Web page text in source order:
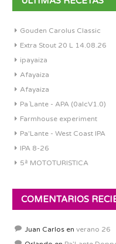
Gouden Carolus Classic
Extra Stout 20 L 14.08.26
ipayaiza
Afayaiza
Afayaiza
Pa´Lante - APA (0alcV1.0)
Farmhouse experiment
Pa'Lante - West Coast IPA
IPA 8-26
5ª MOTOTURISTICA
COMENTARIOS
Juan Carlos en verano 26